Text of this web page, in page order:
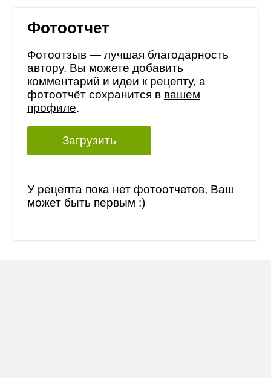
Фотоотчет
Фотоотзыв — лучшая благодарность
автору. Вы можете добавить
комментарий и идеи к рецепту, а
фотоотчёт сохранится в вашем
профиле.
Загрузить
У рецепта пока нет фотоотчетов, Ваш
может быть первым :)